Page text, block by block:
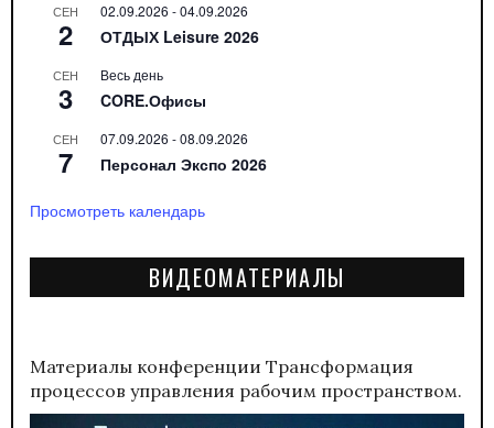
СЕН
2
02.09.2026 -04.09.2026
ОТДЫХ Leisure 2026
СЕН
3
Весь день
CORE.Офисы
СЕН
7
07.09.2026 -08.09.2026
Персонал Экспо 2026
Просмотреть календарь
ВИДЕОМАТЕРИАЛЫ
Материалы конференции Трансформация
процессов управления рабочим пространством.